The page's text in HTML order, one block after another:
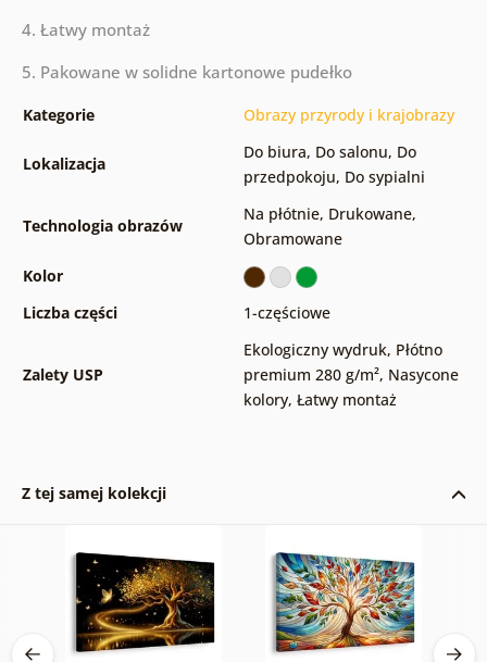
4. Łatwy montaż
5. Pakowane w solidne kartonowe pudełko
Kategorie Obrazy przyrody i krajobrazy
Lokalizacja
Do biura, Do salonu, Do
przedpokoju, Do sypialni
Technologia obrazów
Na płótnie, Drukowane,
Obramowane
Kolor
Liczba części
1-częściowe
Zalety USP
Ekologiczny wydruk, Płótno
premium 280 g/m², Nasycone
kolory, Łatwy montaż
Z tej samej kolekcji